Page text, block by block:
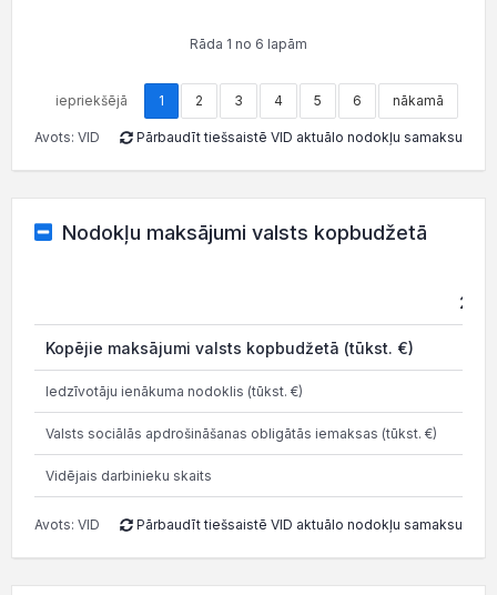
Rāda 1 no 6 lapām
iepriekšējā 1 2 3 4 5 6 nākamā
Avots: VID Pārbaudīt tiešsaistē VID aktuālo nodokļu samaksu
Nodokļu maksājumi valsts kopbudžetā
2025
Kopējie maksājumi valsts kopbudžetā (tūkst. €)
Iedzīvotāju ienākuma nodoklis (tūkst. €)
Valsts sociālās apdrošināšanas obligātās iemaksas (tūkst. €)
Vidējais darbinieku skaits
Avots: VID Pārbaudīt tiešsaistē VID aktuālo nodokļu samaksu